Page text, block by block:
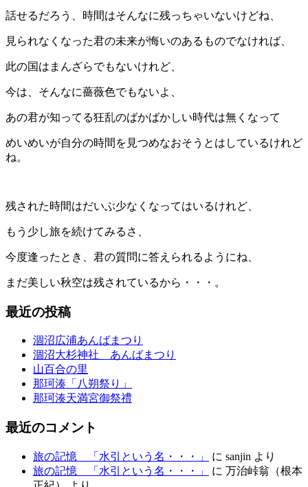
話せるだろう、時間はそんなに残っちゃいないけどね、
見られなくなった君の未来が悔いのあるものでなければ、
此の国はまんざらでもないけれど、
今は、そんなに薔薇色でもないよ、
あの君が知ってる狂乱のばかばかしい時代は無くなって
めいめいが自分の時間を見つめなおそうとはしているけれど
ね。
残された時間はだいぶ少なくなってはいるけれど、
もう少し旅を続けてみるさ、
今度逢ったとき、君の質問に答えられるようにね、
まだ美しい秋空は残されているから・・・。
最近の投稿
涸沼広浦あんばまつり
涸沼大杉神社 あんばまつり
山百合の里
那珂湊「八朔祭り」
那珂湊天満宮御祭禮
最近のコメント
旅の記憶 「水引という名・・・」 に sanjin より
旅の記憶 「水引という名・・・」
に 万治峠翁（根本